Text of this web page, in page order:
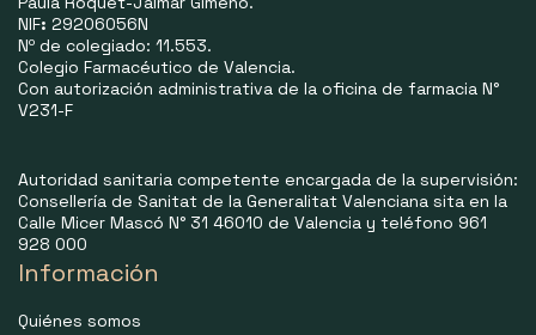
NIF: 29206056N
Nº de colegiado: 11.553.
Colegio Farmacéutico de Valencia.
Con autorización administrativa de la oficina de farmacia N°
V231-F
Autoridad sanitaria competente encargada de la supervisión:
Consellería de Sanitat de la Generalitat Valenciana sita en la
Calle Micer Mascó N° 31 46010 de Valencia y teléfono 961
928 000
Información
Quiénes somos